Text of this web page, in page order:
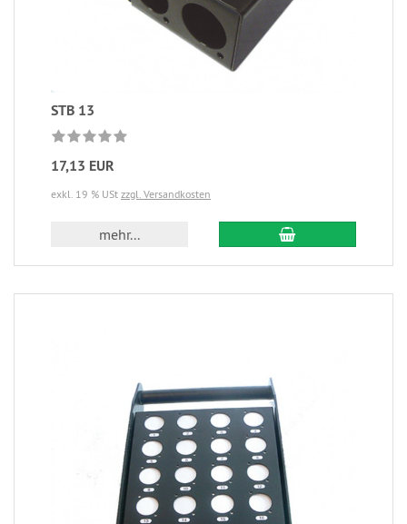
STB 13
17,13 EUR
exkl. 19 % USt zzgl. Versandkosten
mehr...